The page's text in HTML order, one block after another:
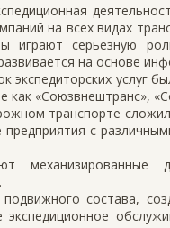
на всех видах
играют серьезную
на основе
услуг
как «Союзвнештранс»,
транспорте
с
механизированные
состава,